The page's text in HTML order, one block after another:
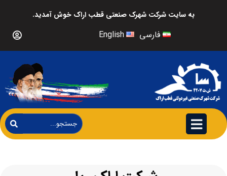
به سایت شرکت شهرک صنعتی قطب اراک خوش آمدید.
فارسی English